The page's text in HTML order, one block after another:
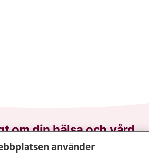
om din hälsa och vård
råd om hälsa och information om
mottagningar du kan kontakta.
använder